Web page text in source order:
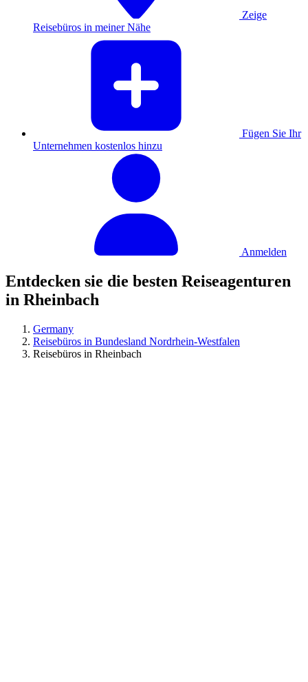
Zeige
Reisebüros in meiner Nähe
Fügen Sie Ihr
Unternehmen kostenlos hinzu
Anmelden
Entdecken sie die besten Reiseagenturen
in Rheinbach
Germany
Reisebüros in Bundesland Nordrhein-Westfalen
Reisebüros in Rheinbach